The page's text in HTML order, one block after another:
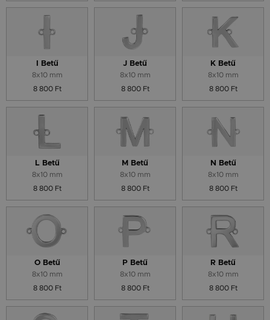
I Betű
8x10 mm
8 800 Ft
J Betű
8x10 mm
8 800 Ft
K Betű
8x10 mm
8 800 Ft
L Betű
8x10 mm
8 800 Ft
M Betű
8x10 mm
8 800 Ft
N Betű
8x10 mm
8 800 Ft
O Betű
8x10 mm
8 800 Ft
P Betű
8x10 mm
8 800 Ft
R Betű
8x10 mm
8 800 Ft